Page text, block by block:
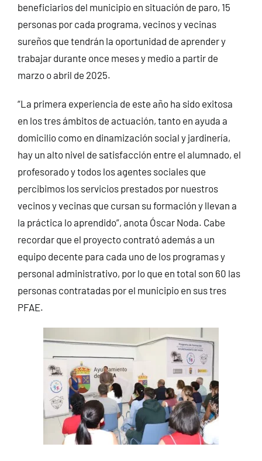
beneficiarios del municipio en situación de paro, 15
personas por cada programa, vecinos y vecinas
sureños que tendrán la oportunidad de aprender y
trabajar durante once meses y medio a partir de
marzo o abril de 2025.
“La primera experiencia de este año ha sido exitosa
en los tres ámbitos de actuación, tanto en ayuda a
domicilio como en dinamización social y jardinería,
hay un alto nivel de satisfacción entre el alumnado, el
profesorado y todos los agentes sociales que
percibimos los servicios prestados por nuestros
vecinos y vecinas que cursan su formación y llevan a
la práctica lo aprendido”, anota Óscar Noda. Cabe
recordar que el proyecto contrató además a un
equipo decente para cada uno de los programas y
personal administrativo, por lo que en total son 60 las
personas contratadas por el municipio en sus tres
PFAE.